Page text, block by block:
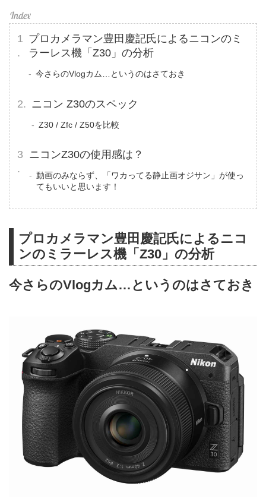
プロカメラマン豊田慶記氏によるニコンのミ
ラーレス機「Z30」の分析
今さらのVlogカム…というのはさておき
ニコン Z30のスペック
Z30 / Zfc / Z50を比較
ニコンZ30の使用感は？
動画のみならず、「ワカってる静止画オジサン」が使っ
てもいいと思います！
プロカメラマン豊田慶記氏によるニコ
ンのミラーレス機「Z30」の分析
今さらのVlogカム…というのはさておき